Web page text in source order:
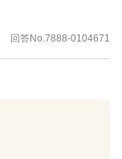
回答No.7888-0104671